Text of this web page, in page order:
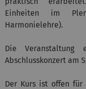
Einheiten im
Harmonielehre).
Die Veranstaltung
Abschlusskonzert am
Der Kurs ist offen für